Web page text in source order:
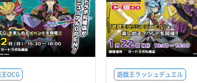
OCG 遊戯王ラッシュデュエル